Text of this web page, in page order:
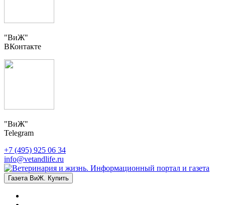
"ВиЖ"
ВКонтакте
"ВиЖ"
Telegram
+7 (495) 925 06 34
info@vetandlife.ru
Газета ВиЖ. Купить